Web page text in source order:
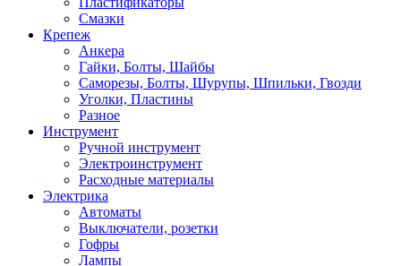
Смазки
Крепеж
Анкера
Гайки, Болты, Шайбы
Саморезы, Болты, Шурупы, Шпильки, Гвозди
Уголки, Пластины
Разное
Инструмент
Ручной инструмент
Электроинструмент
Расходные материалы
Электрика
Автоматы
Выключатели, розетки
Гофры
Лампы